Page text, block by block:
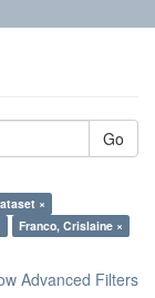
Go
×
Franco, Crislaine ×
Advanced Filters